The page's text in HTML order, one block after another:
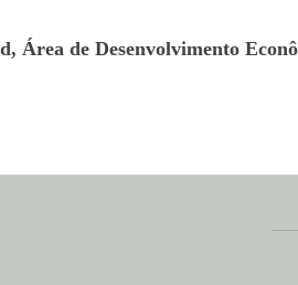
Área de Desenvolvimento